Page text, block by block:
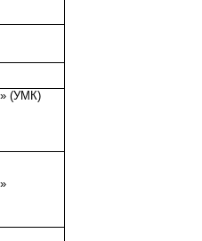
(УМК)